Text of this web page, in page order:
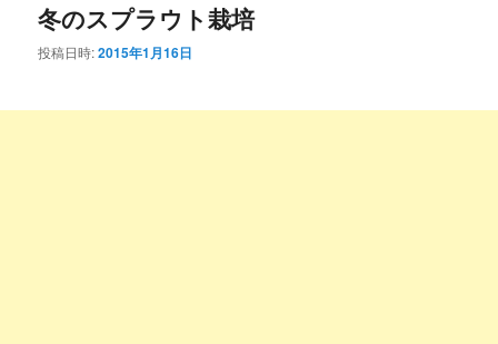
冬のスプラウト栽培
投稿日時:2015年1月16日